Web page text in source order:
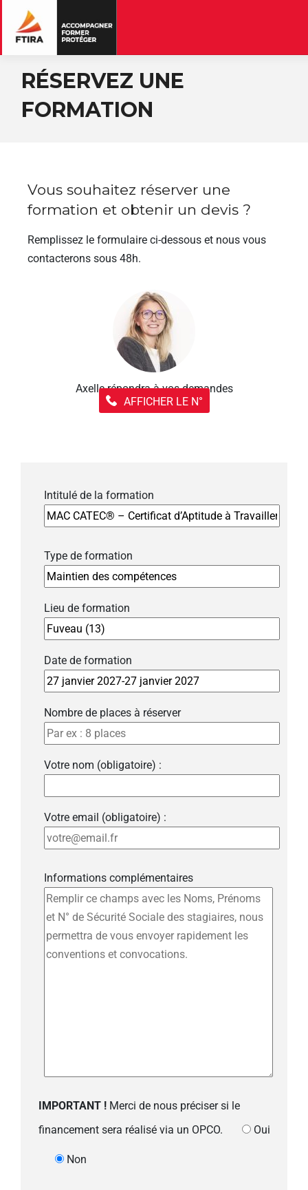
RÉSERVEZ UNE
FORMATION
Vous souhaitez réserver une
formation et obtenir un devis ?
Remplissez le formulaire ci-dessous et nous vous
contacterons sous 48h.
Axelle répondra à vos demandes
AFFICHER LE N°
Intitulé de la formation
Type de formation
Lieu de formation
Date de formation
Nombre de places à réserver
Votre nom (obligatoire) :
Votre email (obligatoire) :
Informations complémentaires
IMPORTANT ! Merci de nous préciser si le
financement sera réalisé via un OPCO.
Oui
Non